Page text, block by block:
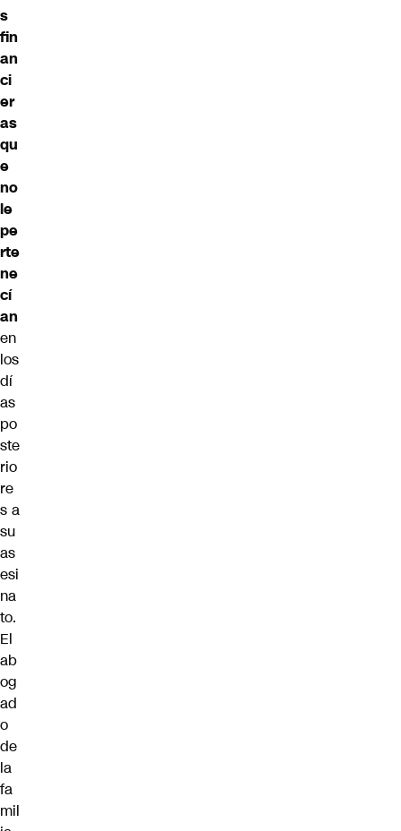
s
fin
an
ci
er
as
qu
e
no
le
pe
rte
ne
cí
an
en
los
dí
as
po
ste
rio
re
s a
su
as
esi
na
to.
El
ab
og
ad
o
de
la
fa
mil